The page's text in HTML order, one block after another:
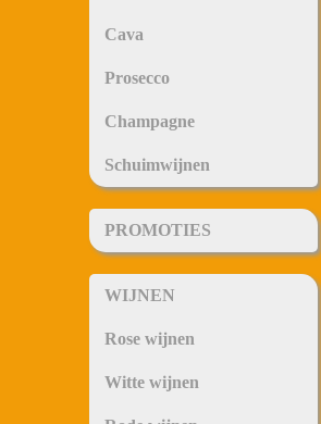
Cava
Prosecco
Champagne
Schuimwijnen
PROMOTIES
WIJNEN
Rose wijnen
Witte wijnen